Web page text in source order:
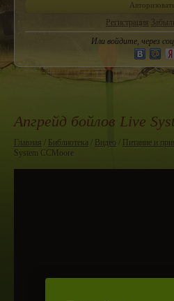
Регистрация
Или войдите, через
Апгрейд бойлов Live
Главная / Библиотека / Видео / Питание и
System CCMoore